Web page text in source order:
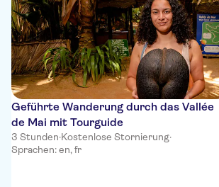
Geführte Wanderung durch das Vallée
de Mai mit Tourguide
3 Stunden·Kostenlose Stornierung·
Sprachen: en, fr